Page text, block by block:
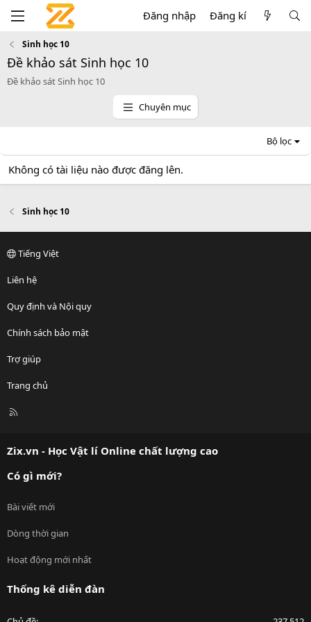
Đăng nhập Đăng kí
Sinh học 10
Đề khảo sát Sinh học 10
Đề khảo sát Sinh học 10
Chuyên mục
Bộ lọc
Không có tài liệu nào được đăng lên.
Sinh học 10
Tiếng Việt
Liên hệ
Quy định và Nội quy
Chính sách bảo mật
Trợ giúp
Trang chủ
R
Zix.vn - Học Vật lí Online chất lượng cao
Có gì mới?
Bài viết mới
Dòng thời gian
Hoạt động mới nhất
Thống kê diễn đàn